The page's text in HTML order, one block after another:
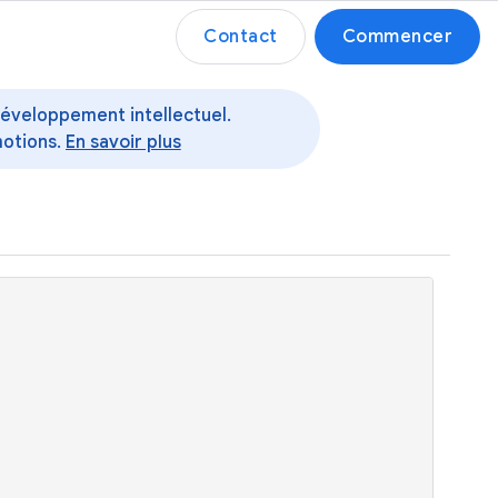
Contact Commencer
intellectuel.
En savoir plus